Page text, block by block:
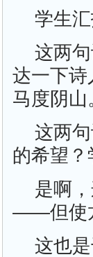
学生汇
这两
达一下
马度阴山
这两
的希望？
是啊
——但使
这也